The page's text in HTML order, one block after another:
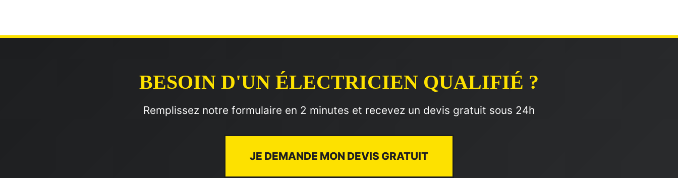
BESOIN D'UN ÉLECTRICIEN QUALIFIÉ ?
Remplissez notre formulaire en 2 minutes et recevez un devis gratuit sous 24h
JE DEMANDE MON DEVIS GRATUIT